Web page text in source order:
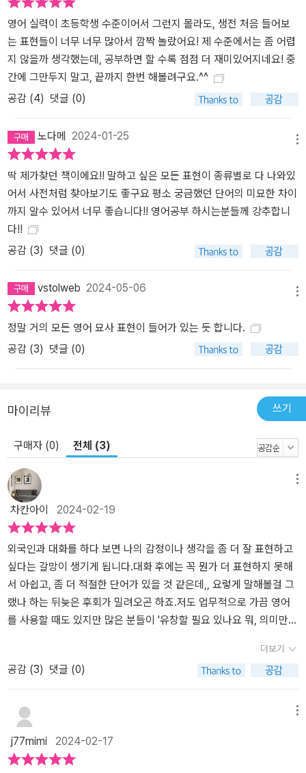
영어 실력이 초등학생 수준이어서 그런지 몰라도, 생전 처음 들어보
는 표현들이 너무 너무 많아서 깜짝 놀랐어요! 제 수준에서는 좀 어렵
지 않을까 생각했는데, 공부하면 할 수록 점점 더 재미있어지네요! 중
간에 그만두지 말고, 끝까지 한번 해볼려구요.^^
공감 (4) 댓글 (0)
노다메 2024-01-25
딱 제가찾던 책이에요!! 말하고 싶은 모든 표현이 종류별로 다 나와있
어서 사전처럼 찾아보기도 좋구요 평소 궁금했던 단어의 미묘한 차이
까지 알수 있어서 너무 좋습니다!! 영어공부 하시는분들께 강추합니
다!!
공감 (3) 댓글 (0)
vstolweb 2024-05-06
정말 거의 모든 영어 묘사 표현이 들어가 있는 듯 합니다.
공감 (3) 댓글 (0)
마이리뷰 쓰기
구매자 (0) 전체 (3)
차칸아이 2024-02-19
외국인과 대화를 하다 보면 나의 감정이나 생각을 좀 더 잘 표현하고
싶다는 갈망이 생기게 됩니다.대화 후에는 꼭 뭔가 더 표현하지 못해
서 아쉽고, 좀 더 적절한 단어가 있을 것 같은데,, 요렇게 말해볼걸 그
랬나 하는 뒤늦은 후회가 밀려오곤 하죠.저도 업무적으로 가끔 영어
를 사용할 때도 있지만 많은 분들이 '유창할 필요 있나요 뭐, 의미만
게 의미가 전달되면 됩니다. 그런데 그게 사실 그렇게 어렵습니다.엔
지니어로서의 저는 플루언트한 원어민 발음이나 억양보다는 설명하
고자 하는 대상이나 어떤 것에 대한 확실한 설명이 더 중요한 거죠. 나
의 영어 레벨을 한 단계 업그레이드해줄, <거의 모든 묘사 표현의 영
어>입니다.제가 이 책을 좋아하는 이유는 정말 생각해 볼 수 있는 모
든 상황에서의 묘사들이 다 담겨 있어요.인물/사물/성격/음식/감정/
느낌/몸증상/가족/인간관계 등등 16개의 카테고리들로 잘 정리되어
더보기
공감 (3) 댓글 (0)
j77mimi 2024-02-17